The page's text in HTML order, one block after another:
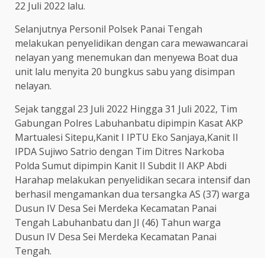
22 Juli 2022 lalu.
Selanjutnya Personil Polsek Panai Tengah
melakukan penyelidikan dengan cara mewawancarai
nelayan yang menemukan dan menyewa Boat dua
unit lalu menyita 20 bungkus sabu yang disimpan
nelayan.
Sejak tanggal 23 Juli 2022 Hingga 31 Juli 2022, Tim
Gabungan Polres Labuhanbatu dipimpin Kasat AKP
Martualesi Sitepu,Kanit I IPTU Eko Sanjaya,Kanit II
IPDA Sujiwo Satrio dengan Tim Ditres Narkoba
Polda Sumut dipimpin Kanit II Subdit II AKP Abdi
Harahap melakukan penyelidikan secara intensif dan
berhasil mengamankan dua tersangka AS (37) warga
Dusun IV Desa Sei Merdeka Kecamatan Panai
Tengah Labuhanbatu dan JI (46) Tahun warga
Dusun IV Desa Sei Merdeka Kecamatan Panai
Tengah.